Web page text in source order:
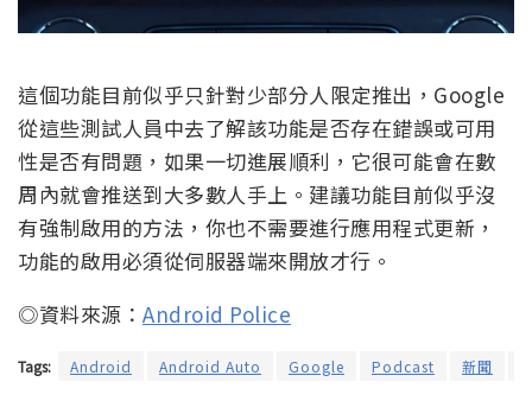
這個功能目前似乎只針對少部分人限定推出，Google
從這些測試人員中去了解該功能是否存在錯誤或可用
性是否有問題，如果一切進展順利，它很可能會在數
周內就會推送到大多數人手上。建議功能目前似乎沒
有強制啟用的方法，你也不需要進行應用程式更新，
功能的啟用必須從伺服器端來開放才行。
◎資料來源： Android Police
Tags: Android Android Auto Google Podcast 新聞